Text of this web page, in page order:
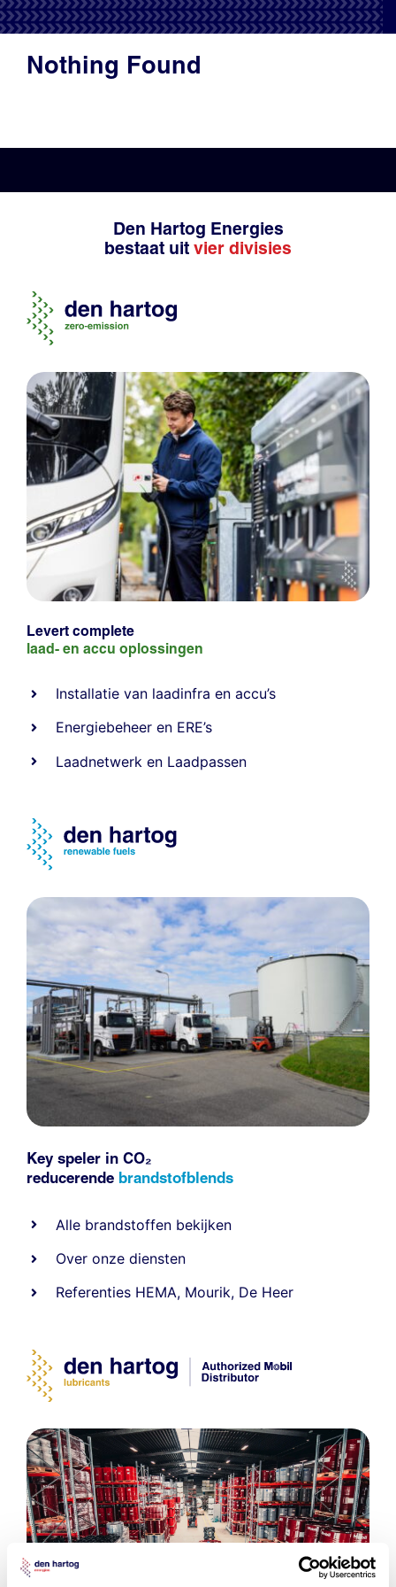
Productadvies
Nothing Found
Den Hartog Energies
bestaat uit vier divisies
Levert complete
laad- en accu oplossingen
Installatie van laadinfra en accu’s
Energiebeheer en ERE’s
Laadnetwerk en Laadpassen
Key speler in CO₂
reducerende brandstofblends
Alle brandstoffen bekijken
Over onze diensten
Referenties HEMA, Mourik, De Heer